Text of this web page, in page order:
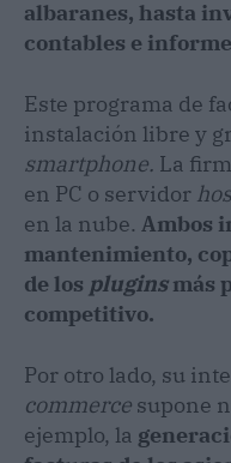
albaranes, hasta
contables e
Este programa de
instalación libre y
smartphone. La
en PC o servidor
en la nube. Ambos
mantenimiento,
de los pluginsmás
competitivo.
Por otro lado, su
commerce supone
ejemplo, la